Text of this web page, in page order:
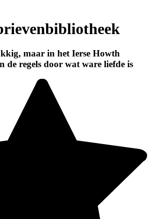
maar in het Ierse Howth
de regels door wat ware liefde is